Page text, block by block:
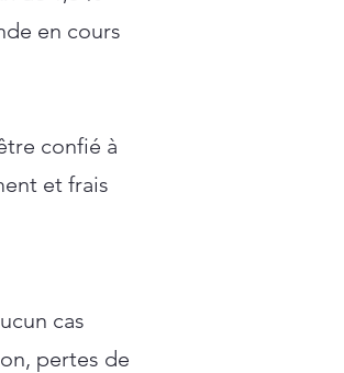
en cours
confié à
et frais
cas
pertes de